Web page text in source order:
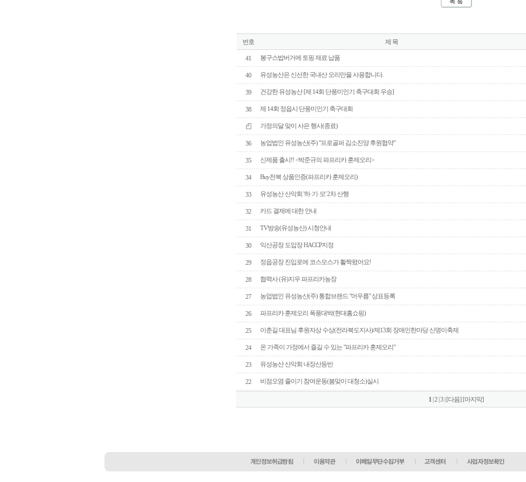
번호 제 목
41 봉구스밥버거에 토핑 재료 납품
40 유성농산은 신선한 국내산 오리만을 사용합니다.
39 건강한 유성농산 [제 14회 단풍미인기 축구대회 우승]
38 제 14회 정읍시 단풍미인기 축구대회
가정의달 맞이 사은 행사(종료)
36 농업법인 유성농산(주) "프로골퍼 김소진양 후원협약"
35 신제품 출시!! <박준규의 파프리카 훈제오리>
34 Buy전북 상품인증(파프리카 훈제오리)
33 유성농산 산악회 '하·기·모' 2차 산행
32 카드 결제에 대한 안내
31 TV방송(유성농산) 시청안내
30 익산공장 도압장 HACCP지정
29 정읍공장 진입로에 코스모스가 활짝폈어요!
28 협력사 (유)지우 파프리카농장
27 농업법인 유성농산(주) 통합브랜드 "어우름" 상표등록
26 파프리카 훈제오리 폭풍대박(현대홈쇼핑)
25 이춘길 대표님 후원자상 수상(전라북도지사)/제13회 장애인한마당 신명이축제
24 온 가족이 가정에서 즐길 수 있는 "파프리카 훈제오리"
23 유성농산 산악회 내장산등반
22 비점오염 줄이기 참여운동(봄맞이 대청소)실시
1 |2|3|[다음][마지막]